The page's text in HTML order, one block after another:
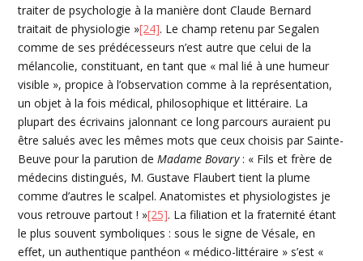
traiter de psychologie à la manière dont Claude Bernard
traitait de physiologie »[24]. Le champ retenu par Segalen
comme de ses prédécesseurs n’est autre que celui de la
mélancolie, constituant, en tant que « mal lié à une humeur
visible », propice à l’observation comme à la représentation,
un objet à la fois médical, philosophique et littéraire. La
plupart des écrivains jalonnant ce long parcours auraient pu
être salués avec les mêmes mots que ceux choisis par Sainte-
Beuve pour la parution deMadame Bovary : « Fils et frère de
médecins distingués, M. Gustave Flaubert tient la plume
comme d’autres le scalpel. Anatomistes et physiologistes je
vous retrouve partout ! »[25]. La filiation et la fraternité étant
le plus souvent symboliques : sous le signe de Vésale, en
effet, un authentique panthéon « médico-littéraire » s’est «